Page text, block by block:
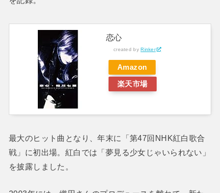
恋心
created byRinker
Amazon
楽天市場
最大のヒット曲となり、年末に「第47回NHK紅白歌合
戦」に初出場。紅白では「夢見る少女じゃいられない」
を披露しました。